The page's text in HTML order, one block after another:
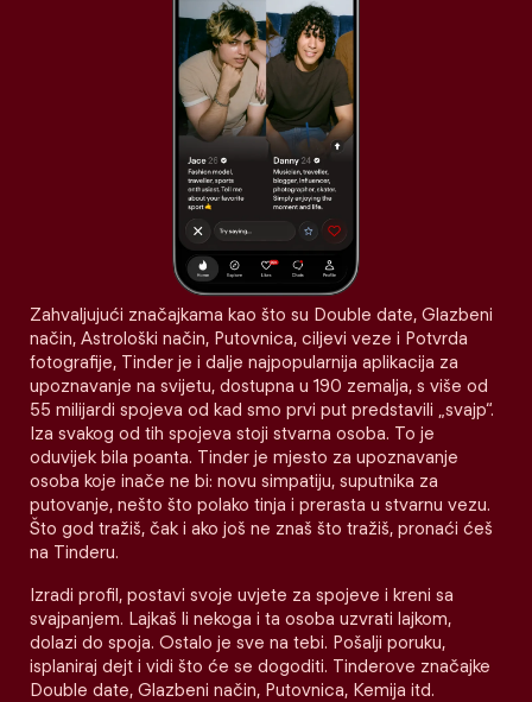
Zahvaljujući značajkama kao što su Double date, Glazbeni
način, Astrološki način, Putovnica, ciljevi veze i Potvrda
fotografije, Tinder je i dalje najpopularnija aplikacija za
upoznavanje na svijetu, dostupna u 190 zemalja, s više od
55 milijardi spojeva od kad smo prvi put predstavili „svajp“.
Iza svakog od tih spojeva stoji stvarna osoba. To je
oduvijek bila poanta. Tinder je mjesto za upoznavanje
osoba koje inače ne bi: novu simpatiju, suputnika za
putovanje, nešto što polako tinja i prerasta u stvarnu vezu.
Što god tražiš, čak i ako još ne znaš što tražiš, pronaći ćeš
na Tinderu.
Izradi profil, postavi svoje uvjete za spojeve i kreni sa
svajpanjem. Lajkaš li nekoga i ta osoba uzvrati lajkom,
dolazi do spoja. Ostalo je sve na tebi. Pošalji poruku,
isplaniraj dejt i vidi što će se dogoditi. Tinderove značajke
Double date, Glazbeni način, Putovnica, Kemija itd.